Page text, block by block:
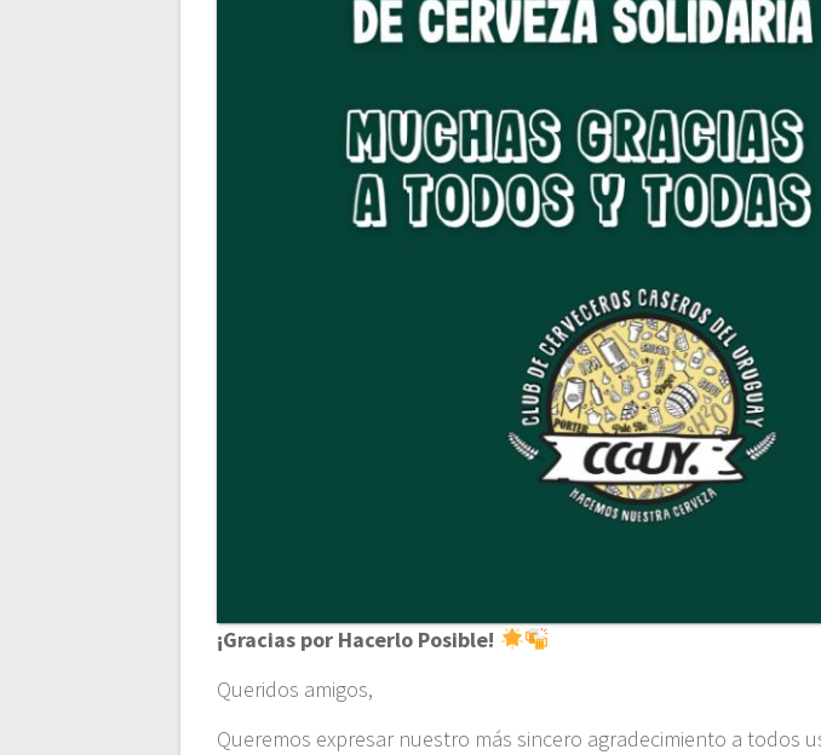
¡Gracias por Hacerlo Posible!
Queridos amigos,
Queremos expresar nuestro más sincero agradecimiento a